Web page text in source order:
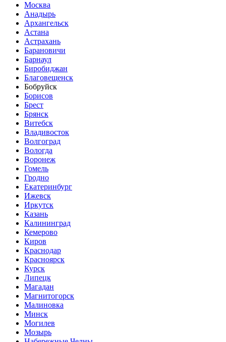
Москва
Анадырь
Архангельск
Астана
Астрахань
Барановичи
Барнаул
Биробиджан
Благовещенск
Бобруйск
Борисов
Брест
Брянск
Витебск
Владивосток
Волгоград
Вологда
Воронеж
Гомель
Гродно
Екатеринбург
Ижевск
Иркутск
Казань
Калининград
Кемерово
Киров
Краснодар
Красноярск
Курск
Липецк
Магадан
Магнитогорск
Малиновка
Минск
Могилев
Мозырь